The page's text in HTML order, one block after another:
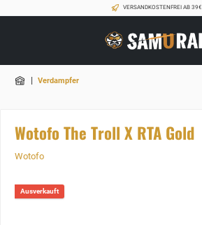
VERSANDKOSTENFREI AB 39€
| Verdampfer
Wotofo The Troll X RTA Gold
Wotofo
Ausverkauft